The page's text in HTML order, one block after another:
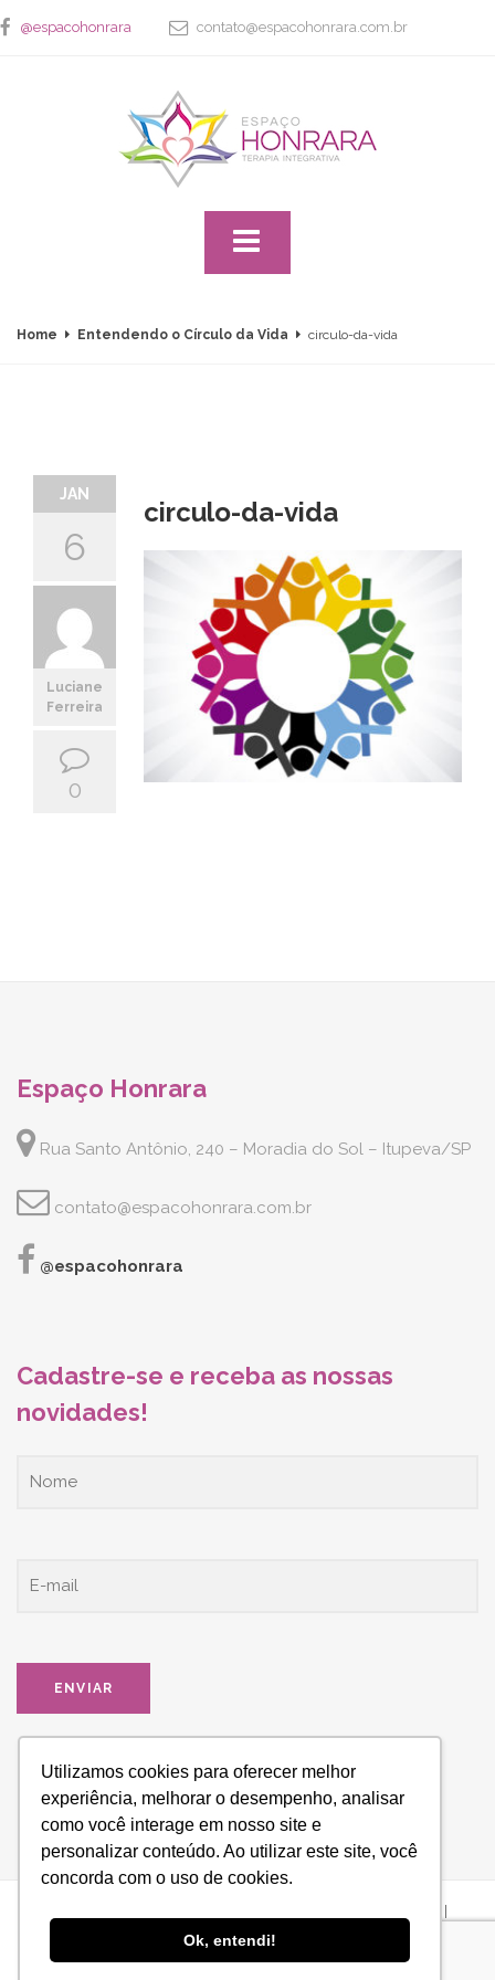
Utilizamos cookies para oferecer melhor
experiência, melhorar o desempenho, analisar
como você interage em nosso site e
personalizar conteúdo. Ao utilizar este site, você
concorda com o uso de cookies.
Ok, entendi!
@espacohonrara contato@espacohonrara.com.br
Home Entendendo o Círculo da Vida circulo-da-vida
JAN
6
Luciane
Ferreira
0
circulo-da-vida
Espaço Honrara
Rua Santo Antônio, 240 – Moradia do Sol – Itupeva/SP
contato@espacohonrara.com.br
@espacohonrara
Cadastre-se e receba as nossas
novidades!
ESPAÇO HONRARA - Todos os direitos reservados © 2021 |
Desenvolvido porWeb Bizz Marketing Online